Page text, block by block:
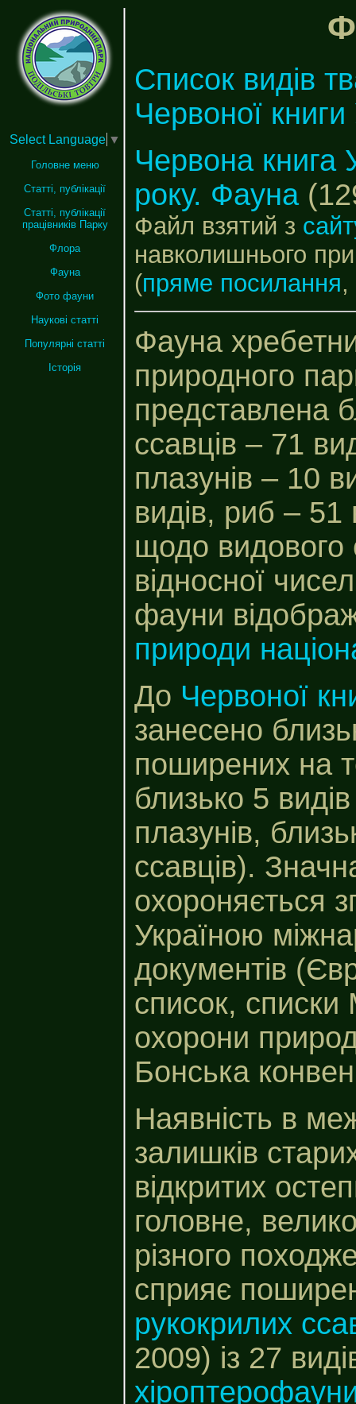
Select Language ▼
Головне меню
Статті, публікації
Статті, публікації
працівників Парку
Флора
Фауна
Фото фауни
Наукові статті
Популярні статті
Історія
Список видів
Червоної книги
Червона книга
року. Фауна
Файл взятий з
навколишнього
(пряме посилання,
Фауна
природного
представлена
ссавців – 71
плазунів – 10
видів, риб –
щодо видового
відносної
фауни
природи
До Червоної
занесено
поширених на
близько 5
плазунів,
ссавців).
охороняється
Україною
документів
список,
охорони
Бонська
Наявність в
залишків
відкритих
головне,
різного
сприяє
рукокрилих
2009) із 27